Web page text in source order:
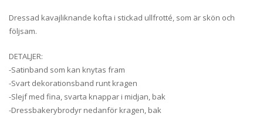
Dressad kavajliknande kofta i stickad ullfrotté, som är skön och
följsam.
DETALJER:
-Satinband som kan knytas fram
-Svart dekorationsband runt kragen
-Slejf med fina, svarta knappar i midjan, bak
-Dressbakerybrodyr nedanför kragen, bak